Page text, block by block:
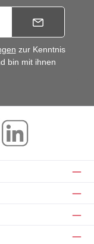
zur Kenntnis
bin mit ihnen